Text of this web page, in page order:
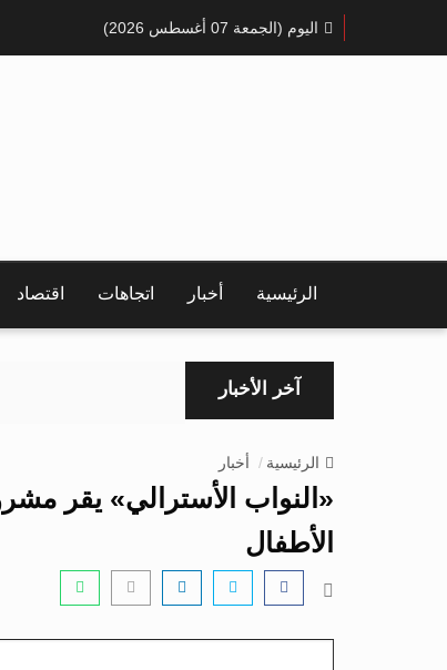
اليوم (الجمعة 07 أغسطس 2026)
الرئيسية أخبار اتجاهات اقتصاد
آخر الأخبار
الرئيسية أخبار
«النواب الأسترالي» يقر
الأطفال